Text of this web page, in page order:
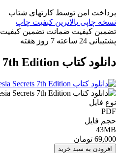
پرداخت امن توسط کارتهای شتاب
نسخه چاپی بالاترین کبفیت چاپ
تضمین کیفیت ضمانت تضمین کیفیت
پشتیبانی 24 ساعته 7 روز هفته
دانلود کتاب Anesthesia Secrets 7th Edition
نوع فایل
PDF
حجم فایل
43MB
69,000 تومان
افزودن به سبد خرید